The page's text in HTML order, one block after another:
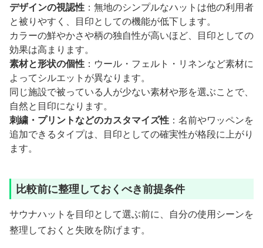
デザインの視認性 ：無地のシンプルなハットは他の利用者
と被りやすく、目印としての機能が低下します。
カラーの鮮やかさや柄の独自性が高いほど、目印としての
効果は高まります。
素材と形状の個性 ：ウール・フェルト・リネンなど素材に
よってシルエットが異なります。
同じ施設で被っている人が少ない素材や形を選ぶことで、
自然と目印になります。
刺繍・プリントなどのカスタマイズ性 ：名前やワッペンを
追加できるタイプは、目印としての確実性が格段に上がり
ます。
比較前に整理しておくべき前提条件
サウナハットを目印として選ぶ前に、自分の使用シーンを
整理しておくと失敗を防げます。